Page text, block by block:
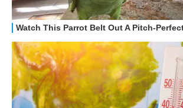
GUIDE ALL'ACQUISTO